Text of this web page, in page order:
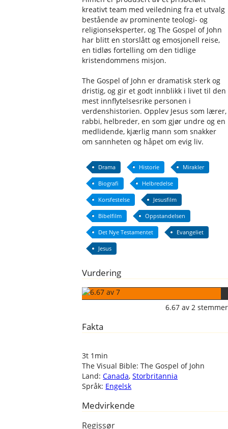
kreativt team med veiledning fra et utvalg
bestående av prominente teologi- og
religionseksperter, og The Gospel of John
har blitt en storslått og emosjonell reise,
en tidløs fortelling om den tidlige
kristendommens misjon.
The Gospel of John er dramatisk sterk og
dristig, og gir et godt innblikk i livet til den
mest innflytelsesrike personen i
verdenshistorien. Opplev Jesus som lærer,
rabbi, helbreder, en som gjør undre og en
medlidende, kjærlig mann som snakker
om sannheten og håpet om evig liv.
Drama Historie Mirakler
Biografi Helbredelse
Korsfestelse Jesusfilm
Bibelfilm Oppstandelsen
Det Nye Testamentet Evangeliet
Jesus
Vurdering
6.67av 2 stemmer
Fakta
3t 1min
The Visual Bible: The Gospel of John
Land:Canada,Storbritannia
Språk: Engelsk
Medvirkende
Regissør